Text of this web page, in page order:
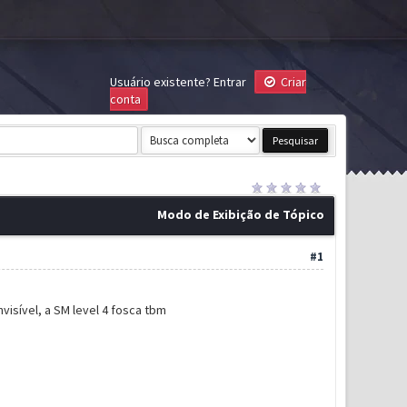
Usuário existente? Entrar
Criar
conta
Modo de Exibição de Tópico
#1
a SM level 4 fosca tbm